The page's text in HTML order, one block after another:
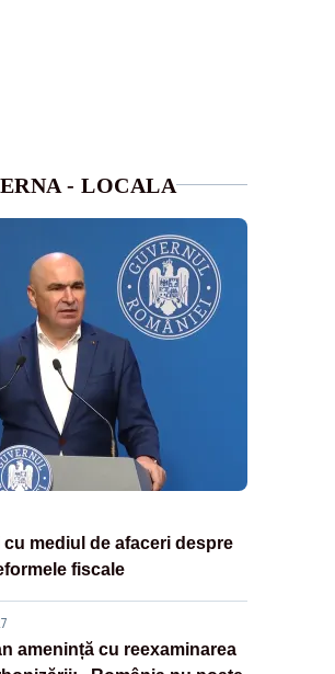
- LOCALA
cu mediul de afaceri despre
fiscale
amenință cu reexaminarea